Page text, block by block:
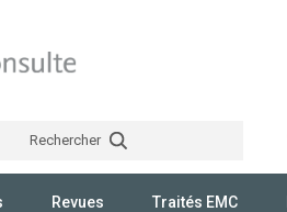
Rechercher
Revues Traités EMC